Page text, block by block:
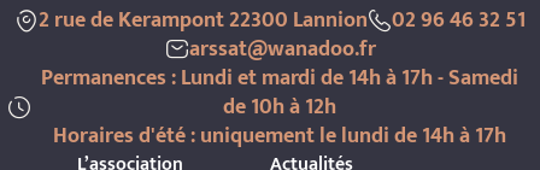
2 rue de Kerampont 22300 Lannion
02 96 46 32 51
arssat@wanadoo.fr
Permanences : Lundi et mardi de 14h à 17h - Samedi
de 10h à 12h
Horaires d'été : uniquement le lundi de 14h à 17h